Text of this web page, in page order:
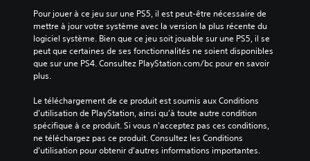
Pour jouer à ce jeu sur une PS5, il est peut-être nécessaire de
mettre à jour votre système avec la version la plus récente du
logiciel système. Bien que ce jeu soit jouable sur une PS5, il se
peut que certaines de ses fonctionnalités ne soient disponibles
que sur une PS4. Consultez PlayStation.com/bc pour en savoir
plus.
Le téléchargement de ce produit est soumis aux Conditions
d'utilisation de PlayStation, ainsi qu'à toute autre condition
spécifique à ce produit. Si vous n'acceptez pas ces conditions,
ne téléchargez pas ce produit. Consultez les Conditions
d'utilisation pour obtenir d'autres informations importantes.